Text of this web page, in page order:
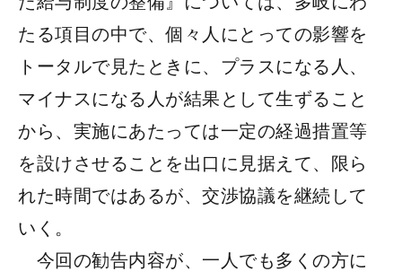
たる項目の中で、個々人にとっての影響を
トータルで見たときに、プラスになる人、
マイナスになる人が結果として生ずること
から、実施にあたっては一定の経過措置等
を設けさせることを出口に見据えて、限ら
れた時間ではあるが、交渉協議を継続して
いく。
今回の勧告内容が、一人でも多くの方に